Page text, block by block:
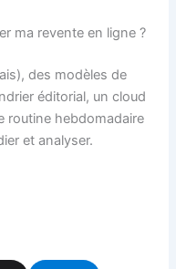
ma revente en ligne ?
des modèles de
éditorial, un cloud
routine hebdomadaire
et analyser.